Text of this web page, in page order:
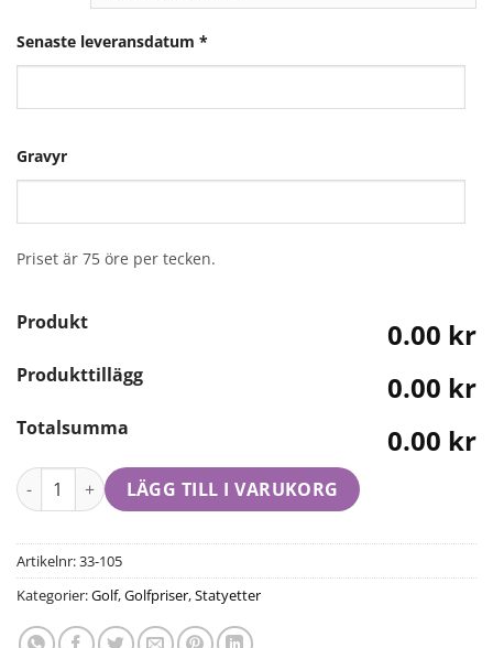
Senaste leveransdatum *
Gravyr
Priset är 75 öre per tecken.
Produkt 0.00 kr
Produkttillägg 0.00 kr
Totalsumma 0.00 kr
LÄGG TILL I VARUKORG
Artikelnr:33-105
Kategorier:Golf,Golfpriser,Statyetter